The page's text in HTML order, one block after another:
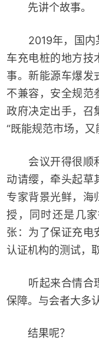
先讲个故事。
2019年，国内
车充电桩的地方技
事。新能源车爆发
不兼容，安全规范
政府决定出手，召
“既能规范市场，又
会议开得很顺利
动请缨，牵头起草
专家背景光鲜，海
授，同时还是几
张：为了保证充电
认证机构的测试，
听起来合情合理
保障。与会者大多
结果呢？